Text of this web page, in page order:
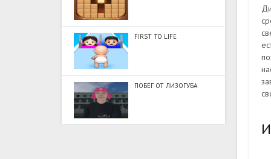
FIRST TO LIFE
ПОБЕГ ОТ ЛИЗОГУБА